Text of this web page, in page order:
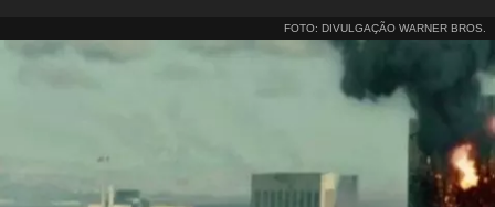
FOTO: DIVULGAÇÃO WARNER BROS.